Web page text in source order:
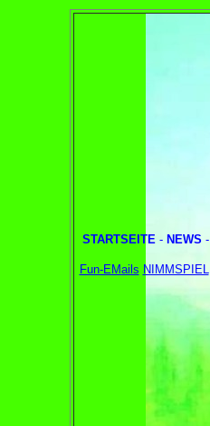
STARTSEITE - NEWS -
Fun-EMails NIMMSPIEL